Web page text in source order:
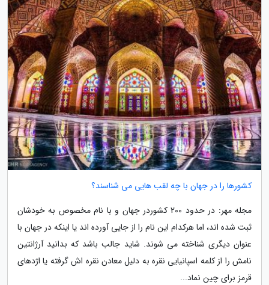
کشورها را در جهان با چه لقب هایی می شناسند؟
مجله مهر: در حدود 200 کشوردر جهان و با نام مخصوص به خودشان
ثبت شده اند، اما هرکدام این نام را از جایی آورده اند یا اینکه در جهان با
عنوان دیگری شناخته می شوند. شاید جالب باشد که بدانید آرژانتین
نامش را از کلمه اسپانیایی نقره به دلیل معادن نقره اش گرفته یا اژدهای
قرمز برای چین نماد...